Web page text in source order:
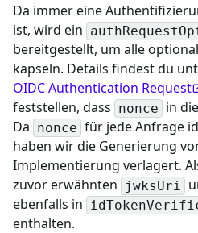
Da immer eine
ist, wird ein
bereitgestellt, um alle
kapseln. Details findest du
OIDC Authentication Request
feststellen, dass nonce in
Da nonce für jede Anfrage
haben wir die Generierung
Implementierung verlagert.
zuvor erwähnten
jwksUri
ebenfalls in
enthalten.